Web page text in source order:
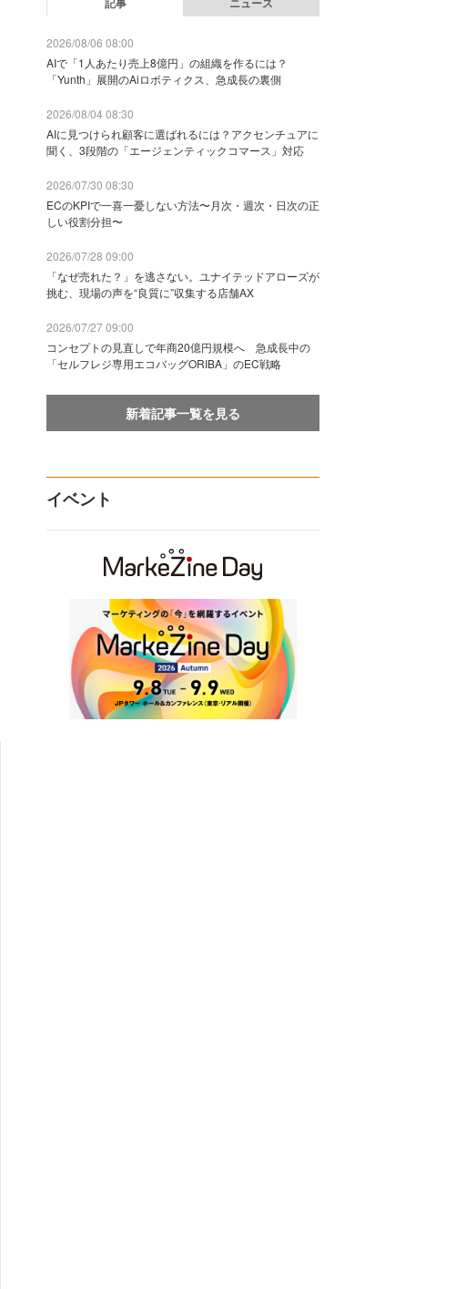
2026/08/06 08:00
AIで「1人あたり売上8億円」の組織を作るには？
「Yunth」展開のAiロボティクス、急成長の裏側
2026/08/04 08:30
AIに見つけられ顧客に選ばれるには？アクセンチュアに
聞く、3段階の「エージェンティックコマース」対応
2026/07/30 08:30
ECのKPIで一喜一憂しない方法〜月次・週次・日次の正
しい役割分担〜
2026/07/28 09:00
「なぜ売れた？」を逃さない。ユナイテッドアローズが
挑む、現場の声を“良質に”収集する店舗AX
2026/07/27 09:00
コンセプトの見直しで年商20億円規模へ 急成長中の
「セルフレジ専用エコバッグORIBA」のEC戦略
新着記事一覧を見る
イベント